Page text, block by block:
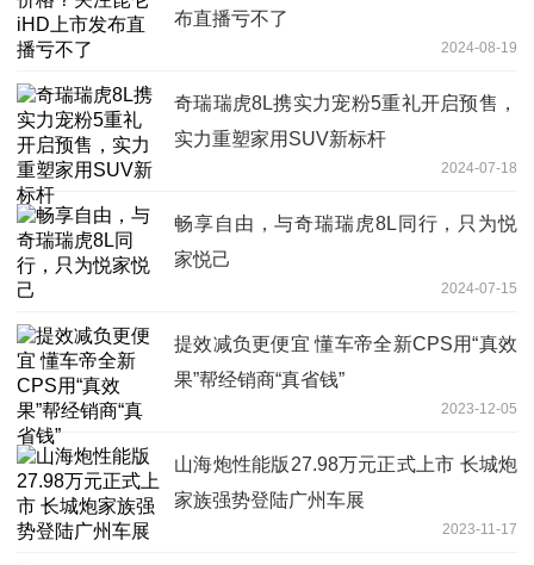
布直播亏不了
2024-08-19
奇瑞瑞虎8L携实力宠粉5重礼开启预售，
实力重塑家用SUV新标杆
2024-07-18
畅享自由，与奇瑞瑞虎8L同行，只为悦
家悦己
2024-07-15
提效减负更便宜 懂车帝全新CPS用“真效
果”帮经销商“真省钱”
2023-12-05
山海炮性能版27.98万元正式上市 长城炮
家族强势登陆广州车展
2023-11-17